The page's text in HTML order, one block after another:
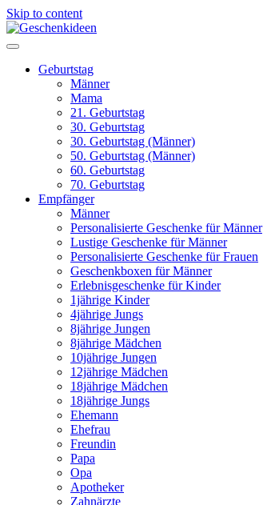
Skip to content
Geburtstag
Männer
Mama
21. Geburtstag
30. Geburtstag
30. Geburtstag (Männer)
50. Geburtstag (Männer)
60. Geburtstag
70. Geburtstag
Empfänger
Männer
Personalisierte Geschenke für Männer
Lustige Geschenke für Männer
Personalisierte Geschenke für Frauen
Geschenkboxen für Männer
Erlebnisgeschenke für Kinder
1jährige Kinder
4jährige Jungs
8jährige Jungen
8jährige Mädchen
10jährige Jungen
12jährige Mädchen
18jährige Mädchen
18jährige Jungs
Ehemann
Ehefrau
Freundin
Papa
Opa
Apotheker
Zahnärzte